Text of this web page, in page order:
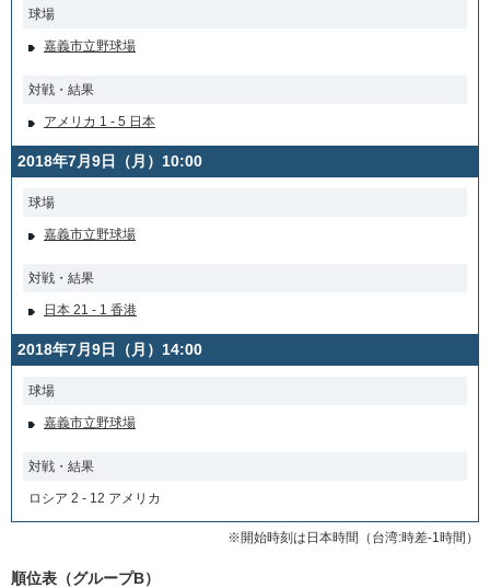
球場
嘉義市立野球場
対戦・結果
アメリカ 1 - 5 日本
2018年7月9日（月）10:00
球場
嘉義市立野球場
対戦・結果
日本 21 - 1 香港
2018年7月9日（月）14:00
球場
嘉義市立野球場
対戦・結果
ロシア 2 - 12 アメリカ
※開始時刻は日本時間（台湾:時差-1時間）
順位表（グループB）